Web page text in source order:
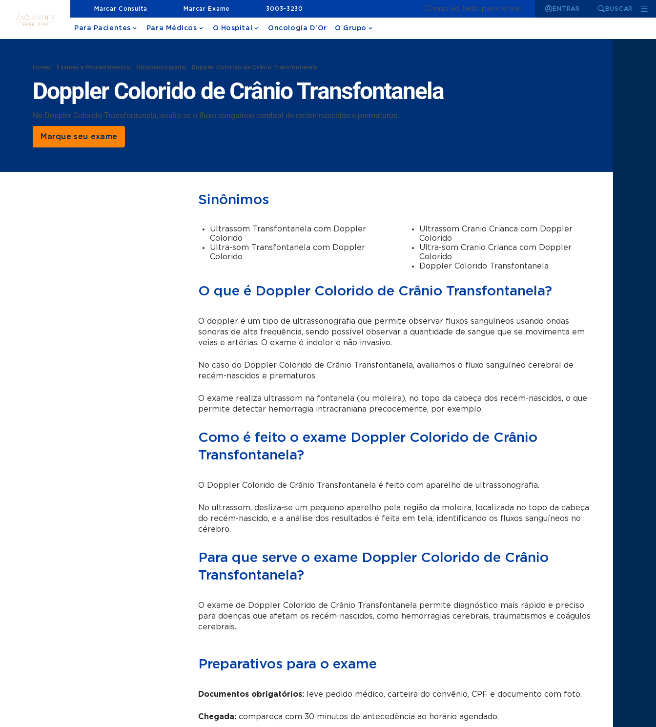
Marcar Consulta Marcar Exame 3003-3230 Clique ao lado para ativar ENTRAR BUSCAR
Para Pacientes Para Médicos O Hospital Oncologia D'Or O Grupo
Home/ Exames e Procedimentos/ Ultrassonografia/ Doppler Colorido de Crânio Transfontanela
Doppler Colorido de Crânio Transfontanela
No Doppler Colorido Transfontanela, avalia-se o fluxo sanguíneo cerebral de recém-nascidos e prematuros.
Marque seu exame
Sinônimos
Ultrassom Transfontanela com Doppler
Colorido
Ultra-som Transfontanela com Doppler
Colorido
Ultrassom Cranio Crianca com Doppler
Colorido
Ultra-som Cranio Crianca com Doppler
Colorido
Doppler Colorido Transfontanela
O que é Doppler Colorido de Crânio Transfontanela?
O doppler é um tipo de ultrassonografia que permite observar fluxos sanguíneos usando ondas
sonoras de alta frequência, sendo possível observar a quantidade de sangue que se movimenta em
veias e artérias. O exame é indolor e não invasivo.
No caso do Doppler Colorido de Crânio Transfontanela, avaliamos o fluxo sanguíneo cerebral de
recém-nascidos e prematuros.
O exame realiza ultrassom na fontanela (ou moleira), no topo da cabeça dos recém-nascidos, o que
permite detectar hemorragia intracraniana precocemente, por exemplo.
Como é feito o exame Doppler Colorido de Crânio
Transfontanela?
O Doppler Colorido de Crânio Transfontanela é feito com aparelho de ultrassonografia.
No ultrassom, desliza-se um pequeno aparelho pela região da moleira, localizada no topo da cabeça
do recém-nascido, e a análise dos resultados é feita em tela, identificando os fluxos sanguíneos no
cérebro.
Para que serve o exame Doppler Colorido de Crânio
Transfontanela?
O exame de Doppler Colorido de Crânio Transfontanela permite diagnóstico mais rápido e preciso
para doenças que afetam os recém-nascidos, como hemorragias cerebrais, traumatismos e coágulos
cerebrais.
Preparativos para o exame
Documentos obrigatórios:leve pedido médico, carteira do convênio, CPF e documento com foto.
Chegada:compareça com 30 minutos de antecedência ao horário agendado.